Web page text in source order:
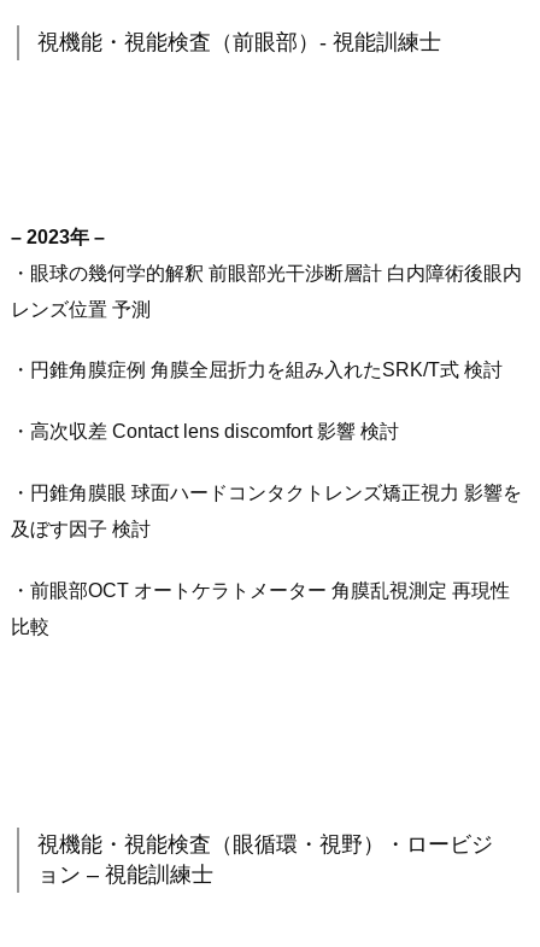
視機能・視能検査（前眼部）- 視能訓練士
– 2023年 –
・眼球の幾何学的解釈 前眼部光干渉断層計 白内障術後眼内
レンズ位置 予測
・円錐角膜症例 角膜全屈折力を組み入れたSRK/T式 検討
・高次収差 Contact lens discomfort 影響 検討
・円錐角膜眼 球面ハードコンタクトレンズ矯正視力 影響を
及ぼす因子 検討
・前眼部OCT オートケラトメーター 角膜乱視測定 再現性
比較
視機能・視能検査（眼循環・視野）・ロービジ
ョン – 視能訓練士